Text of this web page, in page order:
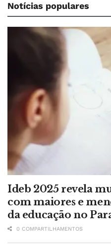
Notícias populares
Ideb 2025 revela
com maiores e
da educação no
0 COMPARTILHAMENTOS